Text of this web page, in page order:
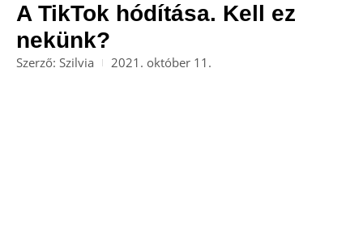
A TikTok hódítása. Kell ez
nekünk?
Szerző: Szilvia 2021. október 11.